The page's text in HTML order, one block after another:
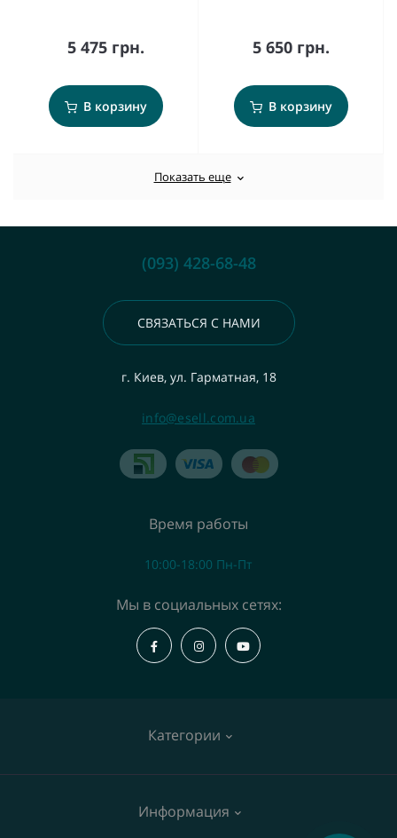
5 475 грн.
В корзину
5 650 грн.
В корзину
Показать еще
(093) 428-68-48
СВЯЗАТЬСЯ С НАМИ
г. Киев, ул. Гарматная, 18
info@esell.com.ua
Категории
Информация
Время работы
10:00-18:00 Пн-Пт
Мы в социальных сетях: